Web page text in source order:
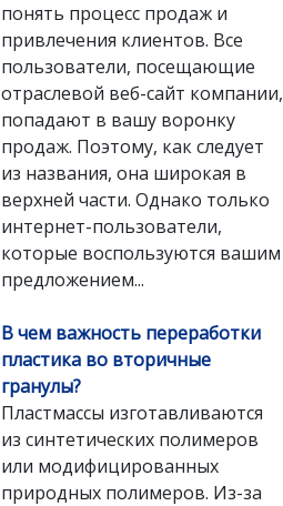
понять процесс продаж и
привлечения клиентов. Все
пользователи, посещающие
отраслевой веб-сайт компании,
попадают в вашу воронку
продаж. Поэтому, как следует
из названия, она широкая в
верхней части. Однако только
интернет-пользователи,
которые воспользуются вашим
предложением...
В чем важность переработки
пластика во вторичные
гранулы?
Пластмассы изготавливаются
из синтетических полимеров
или модифицированных
природных полимеров. Из-за